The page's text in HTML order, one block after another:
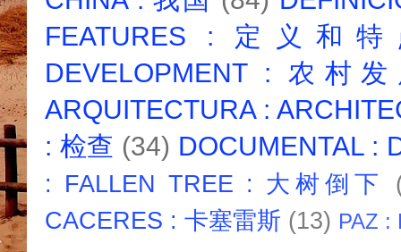
FEATURES : 定义和
DEVELOPMENT : 农村
ARQUITECTURA :
: 检查 (34) DOCUMENTAL :
: FALLEN TREE : 大树倒下
CACERES : 卡塞雷斯 (13) PAZ :